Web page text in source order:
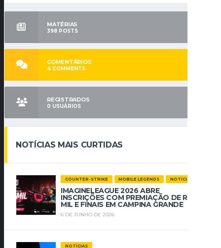
MATÉRIAS
398 POSTS
COMENTÁRIOS
4 COMMENTS
REGISTRADOS
0 USUÁRIOS
NOTÍCIAS MAIS CURTIDAS
COUNTER-STRIKE MOBILE LEGENDS NOTÍCIAS
IMAGINELEAGUE 2026 ABRE
INSCRIÇÕES COM PREMIAÇÃO DE R$ 112
MIL E FINAIS EM CAMPINA GRANDE
6 DE JUNHO DE 2026
NOTÍCIAS